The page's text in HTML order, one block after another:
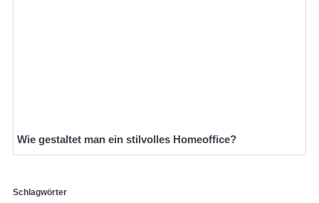
Wie gestaltet man ein stilvolles Homeoffice?
Schlagwörter